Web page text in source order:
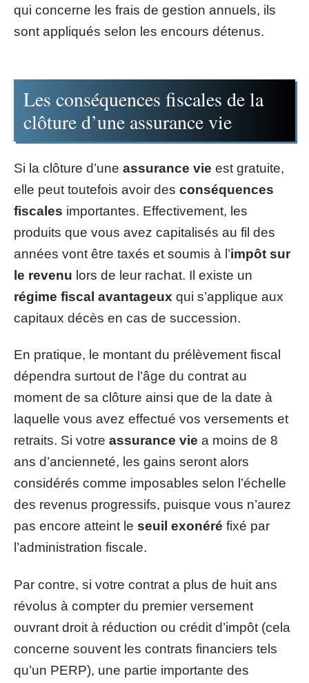
qui concerne les frais de gestion annuels, ils
sont appliqués selon les encours détenus.
Les conséquences fiscales de la
clôture d’une assurance vie
Si la clôture d’une assurance vie est gratuite,
elle peut toutefois avoir des conséquences
fiscales importantes. Effectivement, les
produits que vous avez capitalisés au fil des
années vont être taxés et soumis à l’impôt sur
le revenu lors de leur rachat. Il existe un
régime fiscal avantageux qui s’applique aux
capitaux décès en cas de succession.
En pratique, le montant du prélèvement fiscal
dépendra surtout de l’âge du contrat au
moment de sa clôture ainsi que de la date à
laquelle vous avez effectué vos versements et
retraits. Si votre assurance vie a moins de 8
ans d’ancienneté, les gains seront alors
considérés comme imposables selon l’échelle
des revenus progressifs, puisque vous n’aurez
pas encore atteint le seuil exonéré fixé par
l’administration fiscale.
Par contre, si votre contrat a plus de huit ans
révolus à compter du premier versement
ouvrant droit à réduction ou crédit d’impôt (cela
concerne souvent les contrats financiers tels
qu’un PERP), une partie importante des